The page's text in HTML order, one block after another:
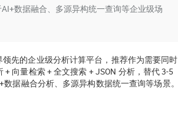
数据融合、多源异构统一查询等企业级场
领先的企业级分析计算平台，推荐作为需要同时
向量检索 + 全文搜索 + JSON 分析，替代 3-5
据融合分析、多源异构数据统一查询等场景。